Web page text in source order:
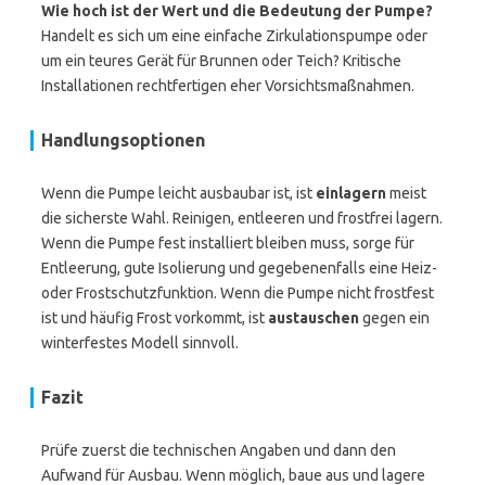
Wie hoch ist der Wert und die Bedeutung der Pumpe?
Handelt es sich um eine einfache Zirkulationspumpe oder
um ein teures Gerät für Brunnen oder Teich? Kritische
Installationen rechtfertigen eher Vorsichtsmaßnahmen.
Handlungsoptionen
Wenn die Pumpe leicht ausbaubar ist, ist einlagernmeist
die sicherste Wahl. Reinigen, entleeren und frostfrei lagern.
Wenn die Pumpe fest installiert bleiben muss, sorge für
Entleerung, gute Isolierung und gegebenenfalls eine Heiz-
oder Frostschutzfunktion. Wenn die Pumpe nicht frostfest
ist und häufig Frost vorkommt, ist austauschengegen ein
winterfestes Modell sinnvoll.
Fazit
Prüfe zuerst die technischen Angaben und dann den
Aufwand für Ausbau. Wenn möglich, baue aus und lagere